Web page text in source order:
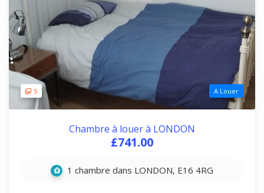
5 A Louer
Chambre à louer à LONDON
£741.00
1 chambre dans LONDON, E16 4RG